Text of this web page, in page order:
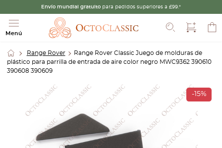
Envío mundial gratuito para pedidos superiores a £99.*
Menú
Range Rover
Range Rover Classic Juego de molduras de
plástico para parrilla de entrada de aire color negro MWC9362 390610
390608 390609
-15%